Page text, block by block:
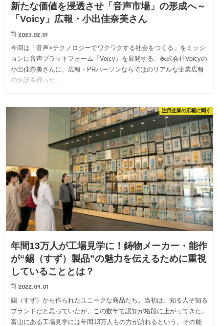
新たな価値を浸透させ「音声市場」の形成へ～
「Voicy」広報・小出佳奈美さん
2023.02.01
今回は「音声×テクノロジーでワクワクする社会をつくる」をミッシ
ョンに音声プラットフォーム『Voicy』を展開する、株式会社Voicyの
小出佳奈美さんに、広報・PRパーソンならではのリアルな企業広報
のお話を伺った。
注目企業の広報に聞く
年間13万人が工場見学に！鋳物メーカー・能作
が“錫（すず）製品”の魅力を伝えるために重視
していることとは？
2022.09.01
錫（すず）から作られたユニークな商品たち。当初は、知る人ぞ知る
ブランドだと思っていたが、この数年で認知が格段に上がってきた。
富山にある工場見学には年間13万人もの方が訪れるという。その能